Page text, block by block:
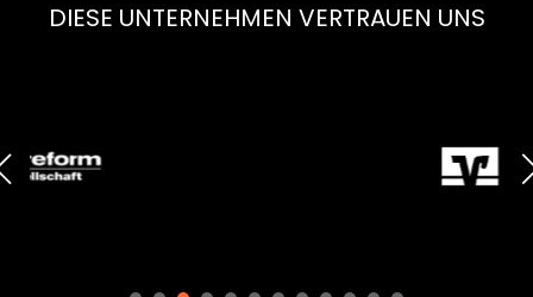
DIESE UNTERNEHMEN VERTRAUEN UNS